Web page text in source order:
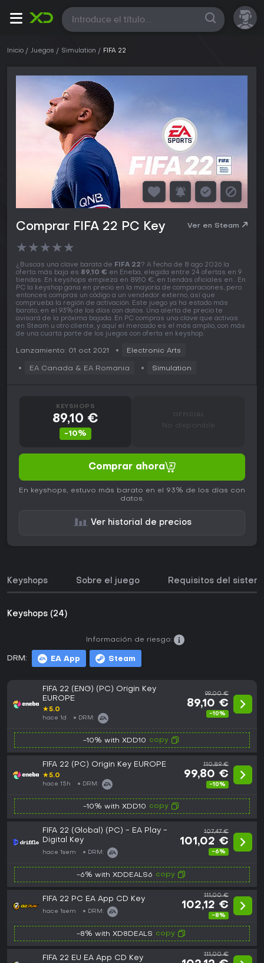
Todas
Inicio Juegos Simulation FIFA 22
Comprar FIFA 22 PC Key Ver en Steam
★★★★★
¿Buscas una clave barata de FIFA 22? A fecha de 8 ago 2026 la
oferta más baja es 89,10 € en Eneba, elegida entre 24 ofertas en 9
tiendas. En keyshops empieza en 89,10 €, en tiendas oficiales en . En
PC la keyshop gana en precio en la mayoría de comparaciones, pero
entonces compras un código a un vendedor externo, así que
comprueba la región de activación. Este juego ya ha estado más
barato, en el 93% de los días con datos. Una alerta de precio te
avisará de la próxima bajada. En PC compras una clave que activas
en Steam u otro cliente, y aquí el mercado es el más amplio, con más
de una cuarta parte de los juegos con oferta en keyshop.
Lanzamiento: 01 oct 2021 Electronic Arts
EA Canada & EA Romania Simulation
KEYSHOPS
89,10 €
-10%
No disponible
Comprar ahora
En keyshops, estuvo más barato en el 93% de los días con
datos.
Ver historial de precios
Keyshops Sobre el juego Requisitos del
Keyshops (24)
DRM: EA App Steam
Información de riesgo:
FIFA 22 (ENG) (PC) Origin Key
EUROPE
★5.0
hace 1d DRM:
99,00 €
89,10 €
-10%
-10% with XDD10 copy
FIFA 22 (PC) Origin Key EUROPE
★5.0
hace 15h DRM:
110,89 €
99,80 €
-10%
-10% with XDD10 copy
FIFA 22 (Global) (PC) - EA Play -
Digital Key
hace 1sem DRM:
107,47 €
101,02 €
-6%
-6% with XDDEALS6 copy
FIFA 22 PC EA App CD Key
hace 1sem DRM:
111,00 €
102,12 €
-8%
-8% with XD8DEALS copy
FIFA 22 EU EA App CD Key 111,00 €